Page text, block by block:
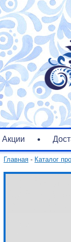
Акции
Главная - Каталог